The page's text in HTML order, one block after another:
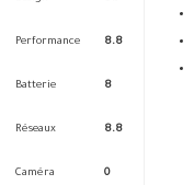
Performance 8.8
Batterie 8
Réseaux 8.8
Caméra 0